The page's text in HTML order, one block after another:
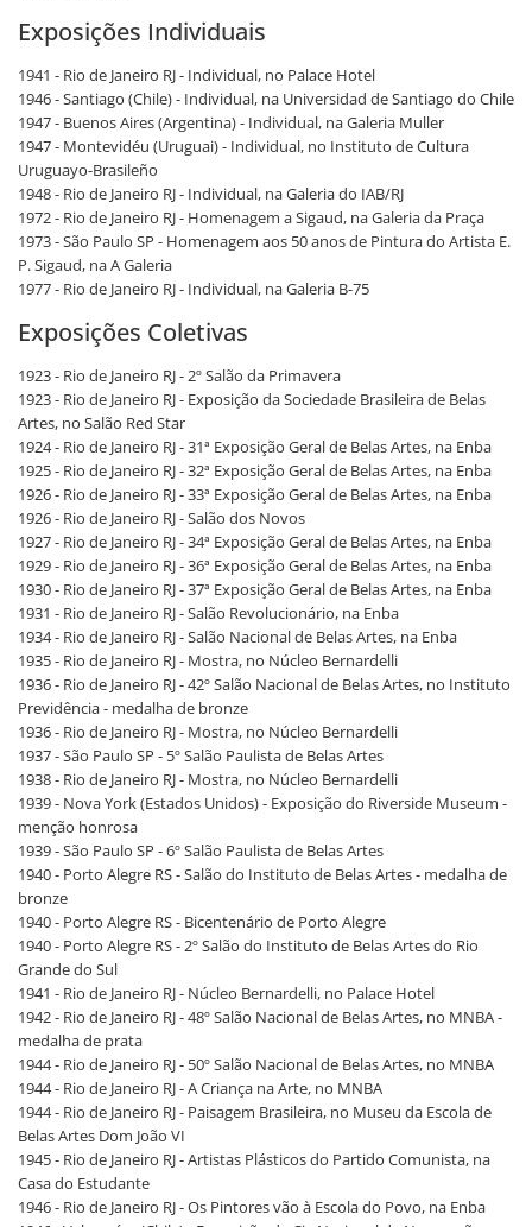
Exposições Individuais
1941 - Rio de Janeiro RJ - Individual, no Palace Hotel
1946 - Santiago (Chile) - Individual, na Universidad de Santiago do Chile
1947 - Buenos Aires (Argentina) - Individual, na Galeria Muller
1947 - Montevidéu (Uruguai) - Individual, no Instituto de Cultura
Uruguayo-Brasileño
1948 - Rio de Janeiro RJ - Individual, na Galeria do IAB/RJ
1972 - Rio de Janeiro RJ - Homenagem a Sigaud, na Galeria da Praça
1973 - São Paulo SP - Homenagem aos 50 anos de Pintura do Artista E.
P. Sigaud, na A Galeria
1977 - Rio de Janeiro RJ - Individual, na Galeria B-75
Exposições Coletivas
1923 - Rio de Janeiro RJ - 2º Salão da Primavera
1923 - Rio de Janeiro RJ - Exposição da Sociedade Brasileira de Belas
Artes, no Salão Red Star
1924 - Rio de Janeiro RJ - 31ª Exposição Geral de Belas Artes, na Enba
1925 - Rio de Janeiro RJ - 32ª Exposição Geral de Belas Artes, na Enba
1926 - Rio de Janeiro RJ - 33ª Exposição Geral de Belas Artes, na Enba
1926 - Rio de Janeiro RJ - Salão dos Novos
1927 - Rio de Janeiro RJ - 34ª Exposição Geral de Belas Artes, na Enba
1929 - Rio de Janeiro RJ - 36ª Exposição Geral de Belas Artes, na Enba
1930 - Rio de Janeiro RJ - 37ª Exposição Geral de Belas Artes, na Enba
1931 - Rio de Janeiro RJ - Salão Revolucionário, na Enba
1934 - Rio de Janeiro RJ - Salão Nacional de Belas Artes, na Enba
1935 - Rio de Janeiro RJ - Mostra, no Núcleo Bernardelli
1936 - Rio de Janeiro RJ - 42º Salão Nacional de Belas Artes, no Instituto
Previdência - medalha de bronze
1936 - Rio de Janeiro RJ - Mostra, no Núcleo Bernardelli
1937 - São Paulo SP - 5º Salão Paulista de Belas Artes
1938 - Rio de Janeiro RJ - Mostra, no Núcleo Bernardelli
1939 - Nova York (Estados Unidos) - Exposição do Riverside Museum -
menção honrosa
1939 - São Paulo SP - 6º Salão Paulista de Belas Artes
1940 - Porto Alegre RS - Salão do Instituto de Belas Artes - medalha de
bronze
1940 - Porto Alegre RS - Bicentenário de Porto Alegre
1940 - Porto Alegre RS - 2º Salão do Instituto de Belas Artes do Rio
Grande do Sul
1941 - Rio de Janeiro RJ - Núcleo Bernardelli, no Palace Hotel
1942 - Rio de Janeiro RJ - 48º Salão Nacional de Belas Artes, no MNBA -
medalha de prata
1944 - Rio de Janeiro RJ - 50º Salão Nacional de Belas Artes, no MNBA
1944 - Rio de Janeiro RJ - A Criança na Arte, no MNBA
1944 - Rio de Janeiro RJ - Paisagem Brasileira, no Museu da Escola de
Belas Artes Dom João VI
1945 - Rio de Janeiro RJ - Artistas Plásticos do Partido Comunista, na
Casa do Estudante
1946 - Rio de Janeiro RJ - Os Pintores vão à Escola do Povo, na Enba